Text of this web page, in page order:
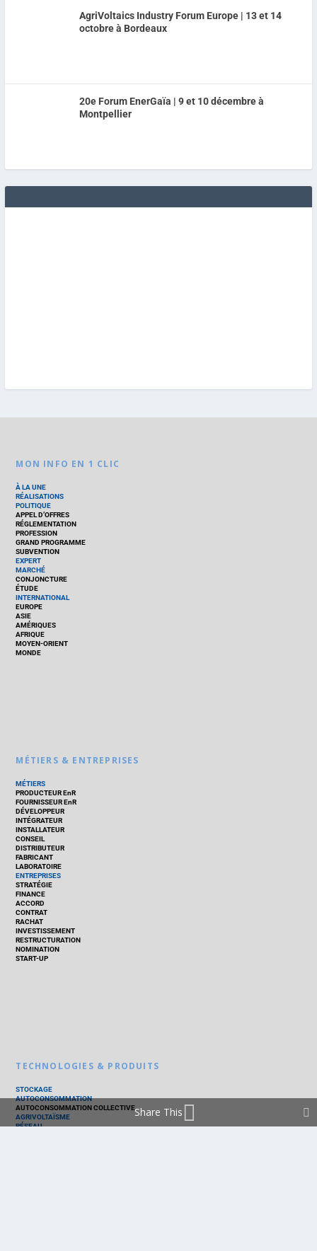
AgriVoltaics Industry Forum Europe | 13 et 14
octobre à Bordeaux
20e Forum EnerGaïa | 9 et 10 décembre à
Montpellier
MON INFO EN 1 CLIC
À LA UNE
RÉALISATIONS
POLITIQUE
APPEL D’OFFRES
RÉGLEMENTATION
PROFESSION
GRAND PROGRAMME
SUBVENTION
EXPERT
MARCHÉ
CONJONCTURE
ÉTUDE
INTERNATIONAL
EUROPE
ASIE
AMÉRIQUES
AFRIQUE
MOYEN-ORIENT
MONDE
MÉTIERS & ENTREPRISES
MÉTIERS
PRODUCTEUR EnR
FOURNISSEUR EnR
DÉVELOPPEUR
INTÉGRATEUR
INSTALLATEUR
CONSEIL
DISTRIBUTEUR
FABRICANT
LABORATOIRE
ENTREPRISES
STRATÉGIE
FINANCE
ACCORD
CONTRAT
RACHAT
INVESTISSEMENT
RESTRUCTURATION
NOMINATION
START-UP
TECHNOLOGIES & PRODUITS
STOCKAGE
AUTOCONSOMMATION
AUTOCONSOMMATION COLLECTIVE
AGRIVOLTAÏSME
RÉSEAU
Share This